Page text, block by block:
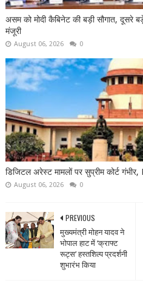
असम को मोदी कैबिनेट की बड़ी सौगात, दूसरे
मंजूरी
August 06, 2026 0
डिजिटल अरेस्ट मामलों पर सुप्रीम कोर्ट
August 06, 2026 0
PREVIOUS
मुख्यमंत्री मोहन यादव ने
भोपाल हाट में ‘क्राफ्ट
रूट्स’ हस्तशिल्प प्रदर्शनी
शुभारंभ किया